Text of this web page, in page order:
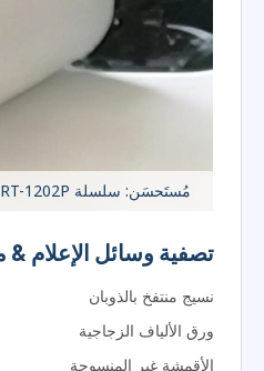
تصفية وسائل الإعلام
نسيج منتفخ بالذوبان
الأقمشة غير المنسوجة